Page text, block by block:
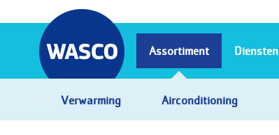
Assortiment
Verwarming Airconditioning
Diensten